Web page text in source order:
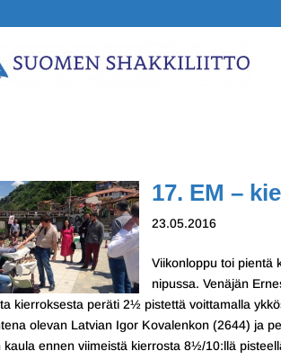
17. EM –
23.05.2016
Viikonloppu toi pientä
nipussa. Venäjän
kierroksesta peräti 2½ pistettä voittamalla
olevan Latvian Igor Kovalenkon (2644) ja
kaula ennen viimeistä kierrosta 8½/10:llä